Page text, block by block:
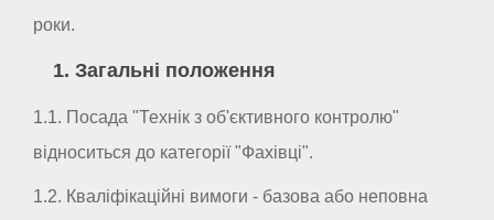
роки.
1. Загальні положення
1.1. Посада "Технік з об'єктивного контролю"
відноситься до категорії "Фахівці".
1.2. Кваліфікаційні вимоги - базова або неповна